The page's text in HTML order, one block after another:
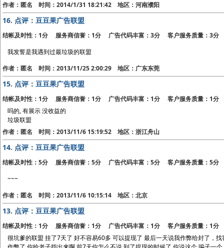
作者：匿名 时间：2014/1/31 18:21:42 地区：河南濮阳
16. 点评：豆豆果广告联盟
结帐及时性：1分 服务商信誉：1分 广告代码丰富：3分 客户服务质量：3分
我发誓是我遇到过最垃圾的联盟
作者：匿名 时间：2013/11/25 2:00:29 地区：广东东莞
15. 点评：豆豆果广告联盟
结帐及时性：1分 服务商信誉：1分 广告代码丰富：1分 客户服务质量：1分
吗的, 有展示 没收益的
垃圾联盟
作者：匿名 时间：2013/11/6 15:19:52 地区：浙江舟山
14. 点评：豆豆果广告联盟
结帐及时性：5分 服务商信誉：5分 广告代码丰富：5分 客户服务质量：5分
~~~
作者：匿名 时间：2013/11/6 10:15:14 地区：北京
13. 点评：豆豆果广告联盟
结帐及时性：1分 服务商信誉：1分 广告代码丰富：1分 客户服务质量：1分
很坑爹的联盟 挂了7天了 好不容易60多 可以提现了 最后一天说我作弊给封了，